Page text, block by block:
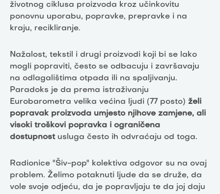
životnog ciklusa proizvoda kroz učinkovitu
ponovnu uporabu, popravke, prepravke i na
kraju, recikliranje.
Nažalost, tekstil i drugi proizvodi koji bi se lako
mogli popraviti, često se odbacuju i završavaju
na odlagalištima otpada ili na spaljivanju.
Paradoks je da prema istraživanju
Eurobarometra velika većina ljudi (77 posto) želi
popravak proizvoda umjesto njihove zamjene, ali
visoki troškovi popravka i ograničena
dostupnost usluga često ih odvraćaju od toga.
Radionice "Šiv-pop" kolektiva odgovor su na ovaj
problem. Želimo potaknuti ljude da se druže, da
vole svoje odjeću, da je popravljaju te da joj daju